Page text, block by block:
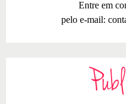
Entre em
pelo e-mail: